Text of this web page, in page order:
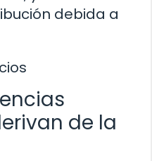
debida a
de la